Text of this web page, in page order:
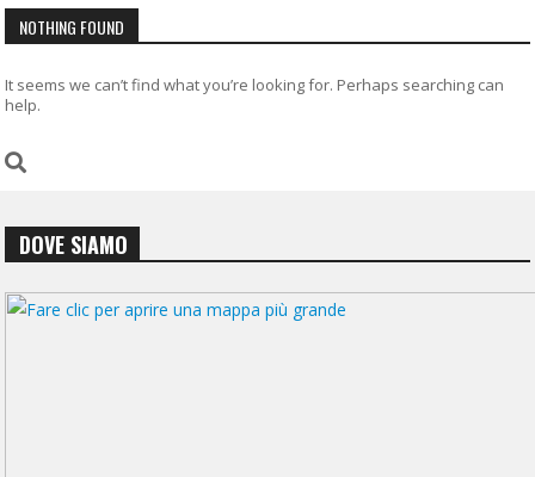
NOTHING FOUND
It seems we can’t find what you’re looking for. Perhaps searching can
help.
DOVE SIAMO